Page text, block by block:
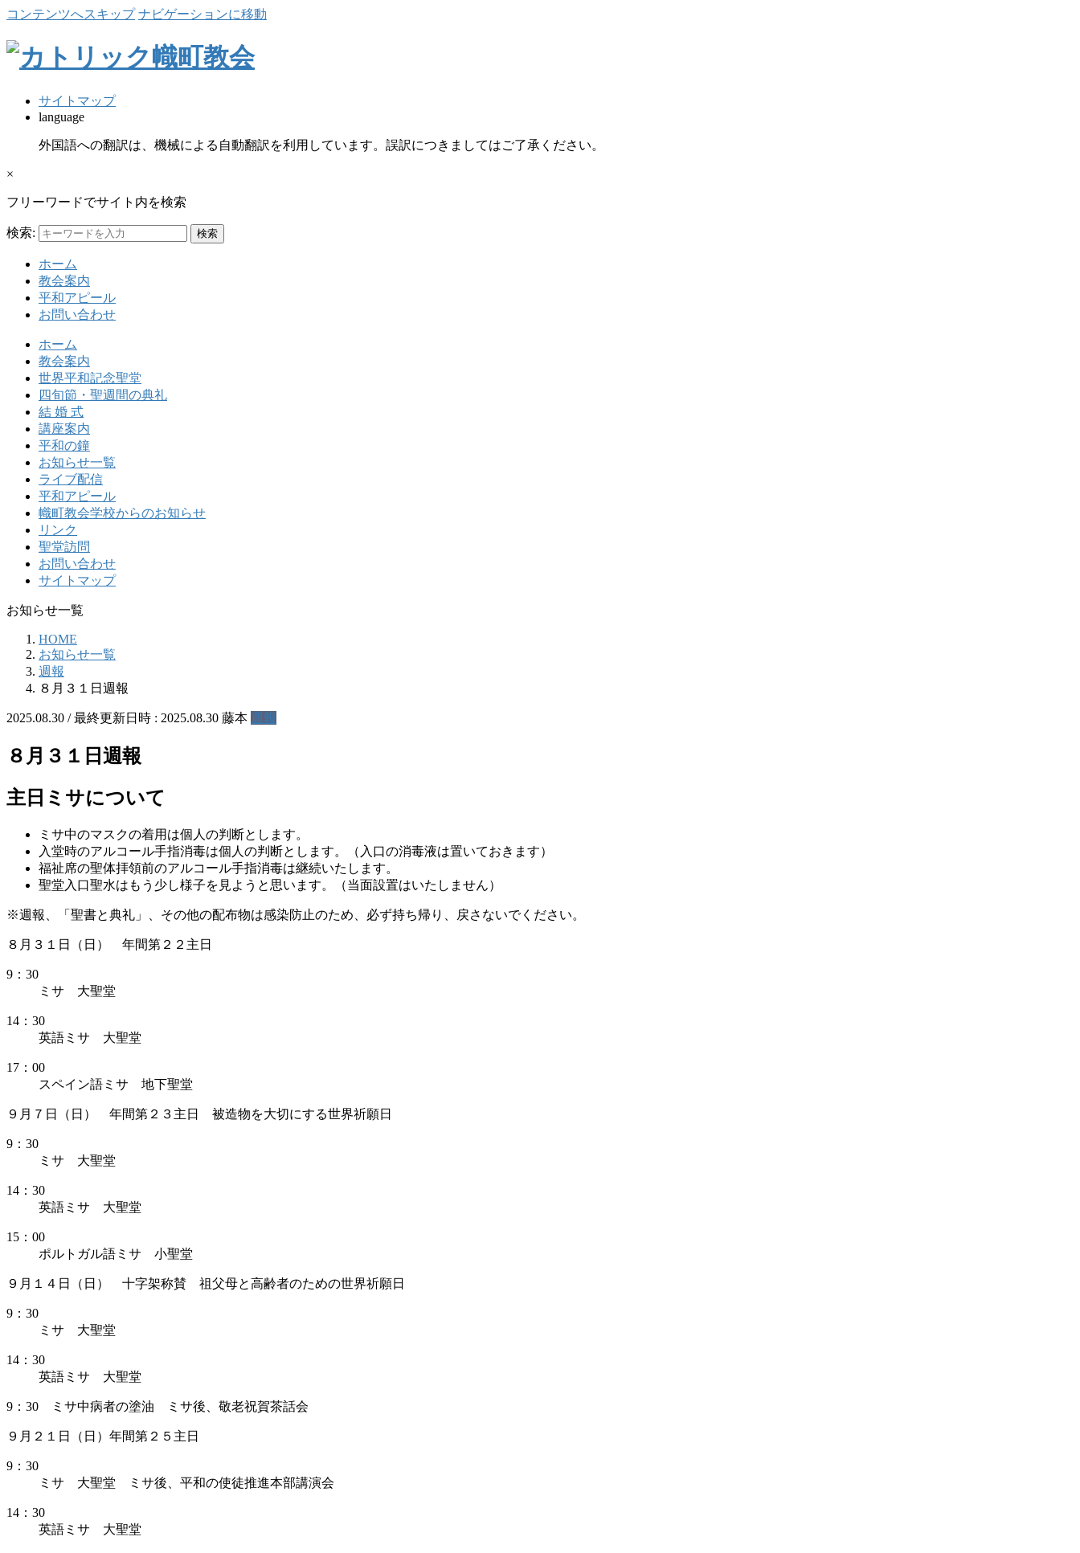
コンテンツへスキップ ナビゲーションに移動
サイトマップ
language
外国語への翻訳は、機械による自動翻訳を利用しています。誤訳につきましてはご了承ください。
×
フリーワードでサイト内を検索
検索:
ホーム
教会案内
平和アピール
お問い合わせ
ホーム
教会案内
世界平和記念聖堂
四旬節・聖週間の典礼
結 婚 式
講座案内
平和の鐘
お知らせ一覧
ライブ配信
平和アピール
幟町教会学校からのお知らせ
リンク
聖堂訪問
お問い合わせ
サイトマップ
お知らせ一覧
HOME
お知らせ一覧
週報
８月３１日週報
2025.08.30 / 最終更新日時 : 2025.08.30 藤本 週報
８月３１日週報
主日ミサについて
ミサ中のマスクの着用は個人の判断とします。
入堂時のアルコール手指消毒は個人の判断とします。（入口の消毒液は置いておきます）
福祉席の聖体拝領前のアルコール手指消毒は継続いたします。
聖堂入口聖水はもう少し様子を見ようと思います。（当面設置はいたしません）
※週報、「聖書と典礼」、その他の配布物は感染防止のため、必ず持ち帰り、戻さないでください。
８月３１日（日） 年間第２２主日
9：30
ミサ 大聖堂
14：30
英語ミサ 大聖堂
17：00
スペイン語ミサ 地下聖堂
９月７日（日） 年間第２３主日 被造物を大切にする世界祈願日
9：30
ミサ 大聖堂
14：30
英語ミサ 大聖堂
15：00
ポルトガル語ミサ 小聖堂
９月１４日（日） 十字架称賛 祖父母と高齢者のための世界祈願日
9：30
ミサ 大聖堂
14：30
英語ミサ 大聖堂
9：30 ミサ中病者の塗油 ミサ後、敬老祝賀茶話会
９月２１日（日）年間第２５主日
9：30
ミサ 大聖堂 ミサ後、平和の使徒推進本部講演会
14：30
英語ミサ 大聖堂